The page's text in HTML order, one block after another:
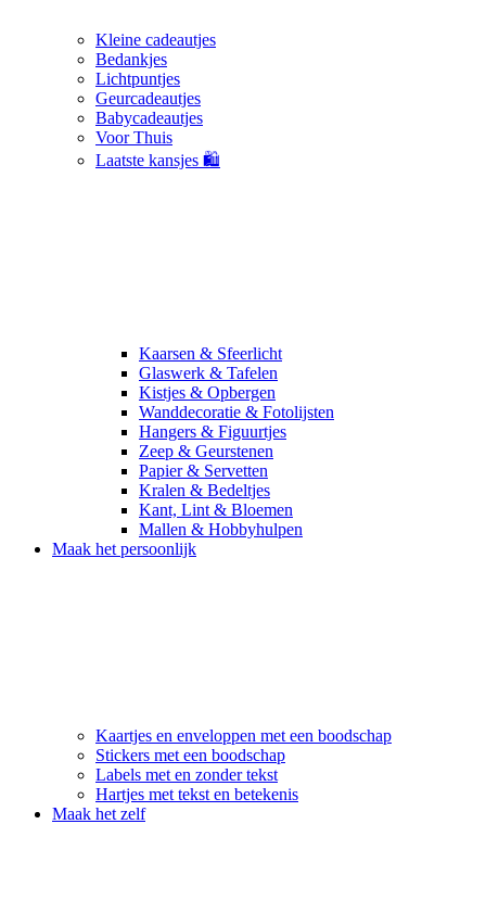
Kleine cadeautjes
Bedankjes
Lichtpuntjes
Geurcadeautjes
Babycadeautjes
Voor Thuis
Laatste kansjes 🛍️
Kaarsen & Sfeerlicht
Glaswerk & Tafelen
Kistjes & Opbergen
Wanddecoratie & Fotolijsten
Hangers & Figuurtjes
Zeep & Geurstenen
Papier & Servetten
Kralen & Bedeltjes
Kant, Lint & Bloemen
Mallen & Hobbyhulpen
Maak het persoonlijk
Kaartjes en enveloppen met een boodschap
Stickers met een boodschap
Labels met en zonder tekst
Hartjes met tekst en betekenis
Maak het zelf